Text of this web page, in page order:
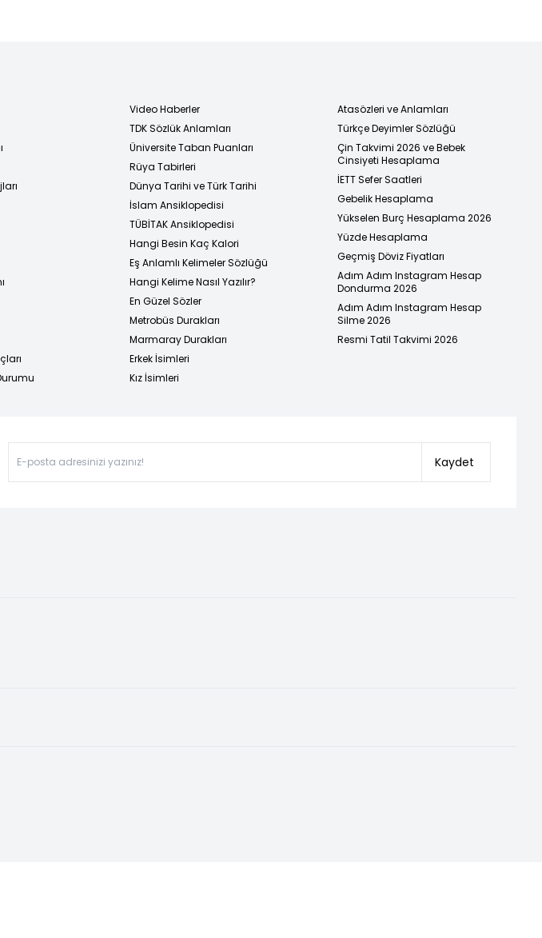
Video Haberler
TDK Sözlük Anlamları
Üniversite Taban Puanları
Rüya Tabirleri
Dünya Tarihi ve Türk Tarihi
İslam Ansiklopedisi
TÜBİTAK Ansiklopedisi
Hangi Besin Kaç Kalori
Eş Anlamlı Kelimeler Sözlüğü
Hangi Kelime Nasıl Yazılır?
En Güzel Sözler
Metrobüs Durakları
Marmaray Durakları
Erkek İsimleri
Kız İsimleri
Atasözleri ve Anlamları
Türkçe Deyimler Sözlüğü
Çin Takvimi 2026 ve Bebek
Cinsiyeti Hesaplama
İETT Sefer Saatleri
Gebelik Hesaplama
Yükselen Burç Hesaplama 2026
Yüzde Hesaplama
Geçmiş Döviz Fiyatları
Adım Adım Instagram Hesap
Dondurma 2026
Adım Adım Instagram Hesap
Silme 2026
Resmi Tatil Takvimi 2026
Kaydet